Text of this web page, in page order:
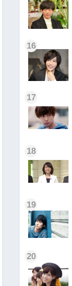
16
17
18
19
20